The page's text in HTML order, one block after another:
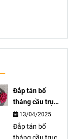
Đắp tán bố
tháng cầu trục
là gì?
13/04/2025
Đắp tán bố